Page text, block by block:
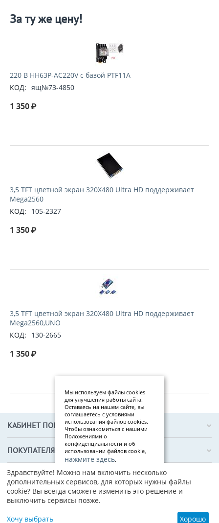
За ту же цену!
220 В HH63P-AC220V с базой PTF11A
КОД: ящ№73-4850
1 350₽
3,5 TFT цветной экран 320X480 Ultra HD поддерживает
Mega2560
КОД:
105-2327
1 350₽
3,5 TFT цветной экран 320X480 Ultra HD поддерживает
Mega2560,UNO
КОД:
130-2665
1 350₽
КАБИНЕТ ПОКУПАТЕЛЯ
ПОКУПАТЕЛЯМ
О КОМПАНИИ
© 2019–2026 ТЕХПРОФИ — интернет-магазин электронных
Мы используем файлы cookies
для улучшения работы сайта.
Оставаясь на нашем сайте, вы
соглашаетесь с условиями
использования файлов cookies.
Чтобы ознакомиться с нашими
Положениями о
конфиденциальности и об
использовании файлов cookie,
нажмите здесь.
Я
со
гл
ас
Здравствуйте! Можно нам включить несколько
дополнительных сервисов, для которых нужны файлы
cookie? Вы всегда сможете изменить это решение и
выключить сервисы позже.
Хочу выбрать Хорошо